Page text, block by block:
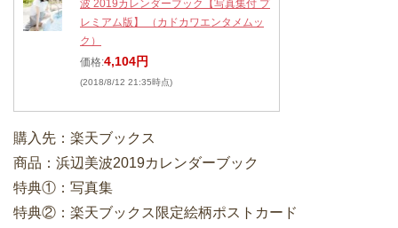
波 2019カレンダーブック【写真集付 プ
レミアム版】 （カドカワエンタメムッ
ク）
価格:4,104円
(2018/8/12 21:35時点)
購入先：楽天ブックス
商品：浜辺美波2019カレンダーブック
特典①：写真集
特典②：楽天ブックス限定絵柄ポストカード